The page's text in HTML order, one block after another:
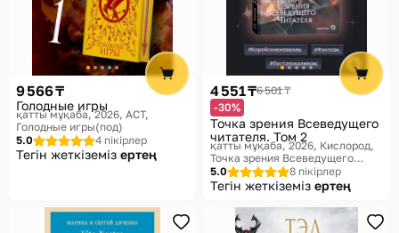
9 566 ₸
Голодные игры
қатты мұқаба, 2026 АСТ,
Голодные игры(под)
5.0
4 пікірлер
Тегін жеткіземіз ертең
4 551 ₸6 501 ₸
-30%
Точка зрения Всеведущего
читателя. Том 2
қатты мұқаба, 2026 Кислород,
Точка зрения Всеведущего
читателя
5.0 8 пікірлер
Тегін жеткіземіз ертең